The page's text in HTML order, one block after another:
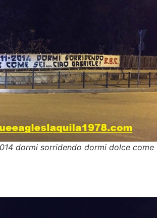
dormi sorridendo dormi dolce come